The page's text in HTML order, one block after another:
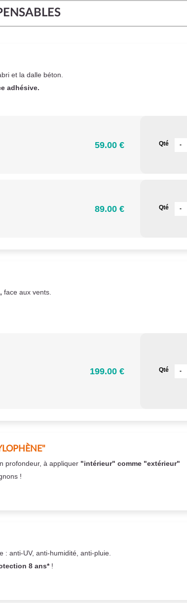
et la dalle béton.
adhésive.
59.00 € Qté
89.00 € Qté
face aux vents.
199.00 € Qté
profondeur, à appliquer "intérieur" comme "extérieur"
!
: anti-UV, anti-humidité, anti-pluie.
8 ans*!